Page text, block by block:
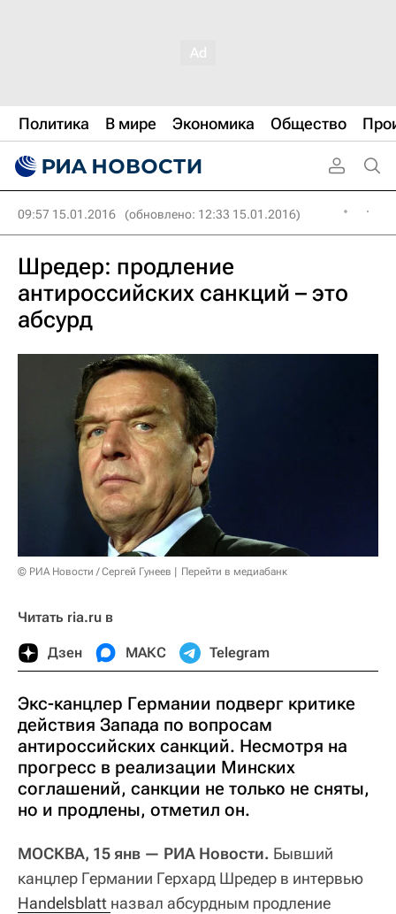
Политика В мире Экономика Общество
09:57 15.01.2016 (обновлено: 12:33 15.01.2016)
Шредер: продление
антироссийских санкций – это
абсурд
© РИА Новости / Сергей Гунеев Перейти в медиабанк
Читать ria.ru в
Дзен МАКС Telegram
Экс-канцлер Германии подверг критике
действия Запада по вопросам
антироссийских санкций. Несмотря на
прогресс в реализации Минских
соглашений, санкции не только не сняты,
но и продлены, отметил он.
МОСКВА, 15 янв — РИА Новости. Бывший
канцлер Германии Герхард Шредер в интервью
Handelsblatt назвал абсурдным продление